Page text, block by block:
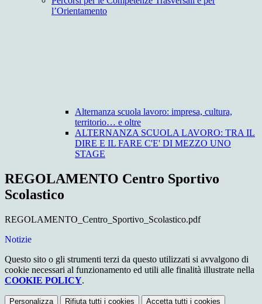
l’Orientamento
Alternanza scuola lavoro: impresa, cultura,
territorio… e oltre
ALTERNANZA SCUOLA LAVORO: TRA IL
DIRE E IL FARE C'E' DI MEZZO UNO
STAGE
REGOLAMENTO Centro Sportivo
Scolastico
REGOLAMENTO_Centro_Sportivo_Scolastico.pdf
Notizie
Questo sito o gli strumenti terzi da questo utilizzati si avvalgono di
cookie necessari al funzionamento ed utili alle finalità illustrate nella
COOKIE POLICY.
Personalizza Rifiuta tutti i cookies Accetta tutti i cookies